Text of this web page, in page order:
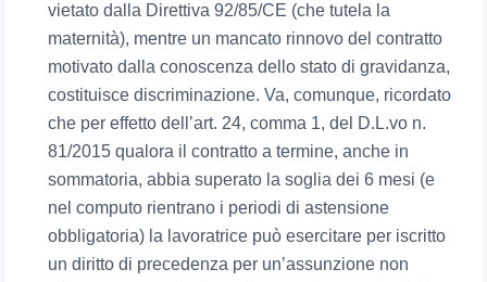
vietato dalla Direttiva 92/85/CE (che tutela la
maternità), mentre un mancato rinnovo del contratto
motivato dalla conoscenza dello stato di gravidanza,
costituisce discriminazione. Va, comunque, ricordato
che per effetto dell’art. 24, comma 1, del D.L.vo n.
81/2015 qualora il contratto a termine, anche in
sommatoria, abbia superato la soglia dei 6 mesi (e
nel computo rientrano i periodi di astensione
obbligatoria) la lavoratrice può esercitare per iscritto
un diritto di precedenza per un’assunzione non